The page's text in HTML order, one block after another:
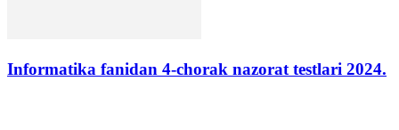
Informatika fanidan 4-chorak nazorat testlari 2024.